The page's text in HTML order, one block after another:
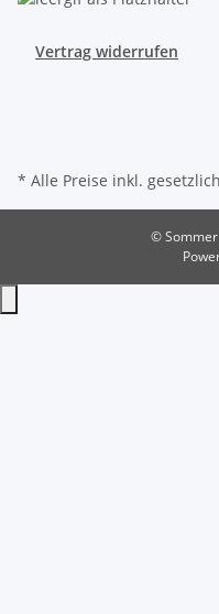
Vertrag widerrufen
* Alle Preise inkl.
©